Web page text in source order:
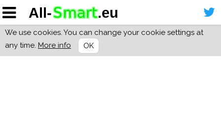
We use cookies. You can change your cookie settings at
any time. More info OK